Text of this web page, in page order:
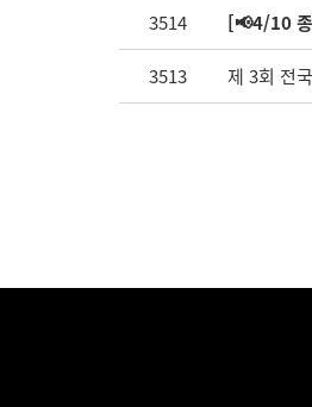
3514 [📢4/10
3513 제 3회 전